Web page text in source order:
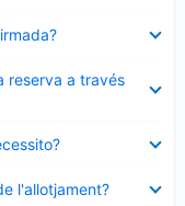
reserva a través
l'allotjament?